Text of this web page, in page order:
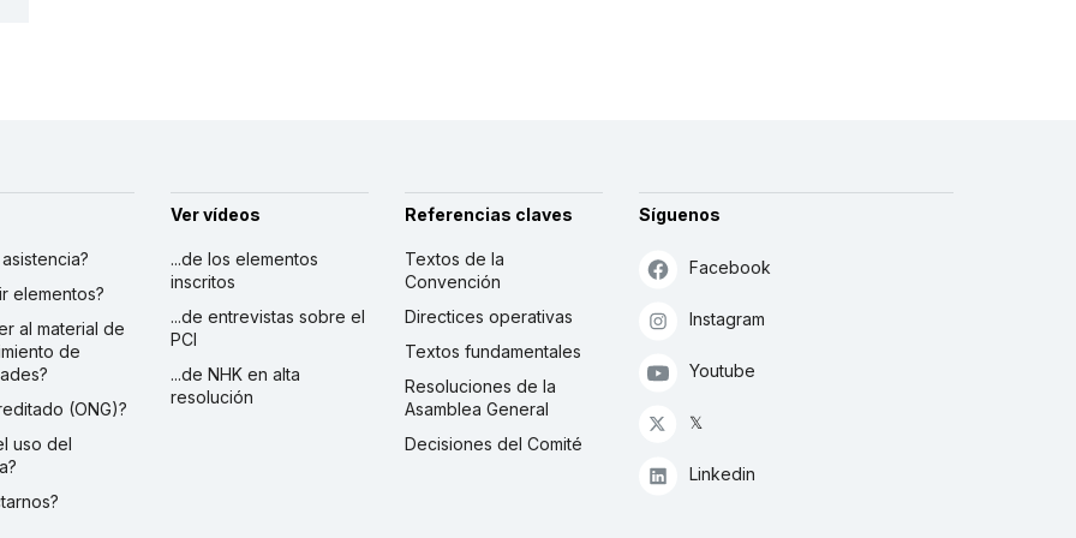
elementos?
al material de
de
(ONG)?
uso del
Ver vídeos
...de los elementos
inscritos
...de entrevistas sobre el
PCI
...de NHK en alta
resolución
Referencias claves
Textos de la
Convención
Directices operativas
Textos fundamentales
Resoluciones de la
Asamblea General
Decisiones del Comité
Síguenos
Facebook
Instagram
Youtube
𝕏
Linkedin